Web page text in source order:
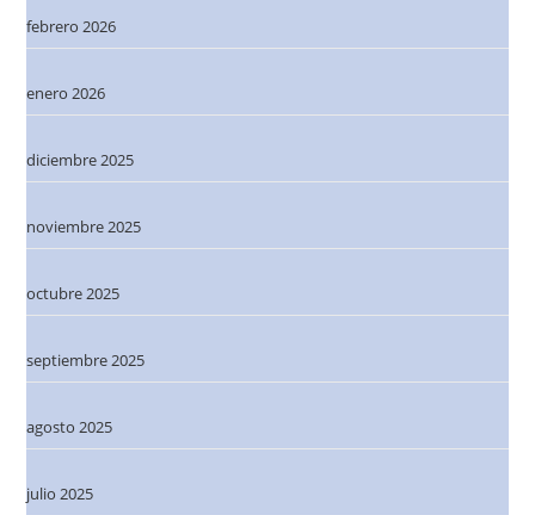
febrero 2026
enero 2026
diciembre 2025
noviembre 2025
octubre 2025
septiembre 2025
agosto 2025
julio 2025